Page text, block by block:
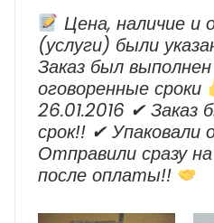
Цена, наличие и
(услуги) были
Заказ был
оговоренные сроки
26.01.2016 ✔ Заказ
срок!! ✔ Упаковали
Отправили сразу
после оплаты!!